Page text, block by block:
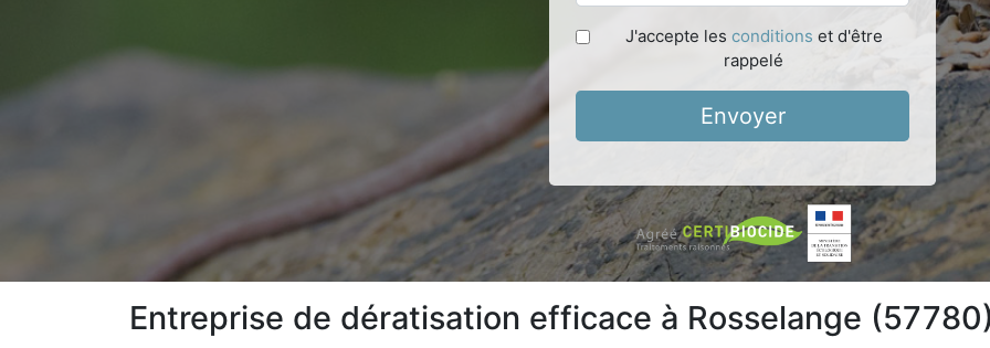
J'accepte les conditions et d'être
rappelé
Envoyer
Entreprise de dératisation efficace à Rosselange